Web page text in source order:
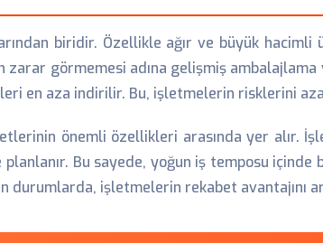
biridir. Özellikle ağır ve büyük hacimli
zarar görmemesi adına gelişmiş
en aza indirilir. Bu, işletmelerin risklerini
önemli özellikleri arasında yer alır.
Bu sayede, yoğun iş temposu
işletmelerin rekabet avantajını